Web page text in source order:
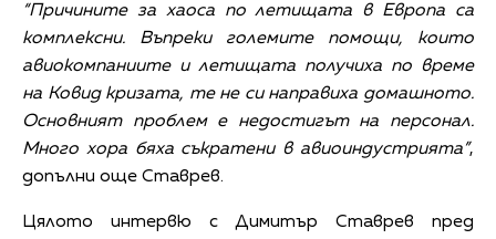
“Причините за хаоса по летищата в Европа са
комплексни. Въпреки големите помощи, които
авиокомпаниите и летищата получиха по време
на Ковид кризата, те не си направиха домашното.
Основният проблем е недостигът на персонал.
Много хора бяха съкратени в авиоиндустрията”,
допълни още Ставрев.
Цялото интервю с Димитър Ставрев пред